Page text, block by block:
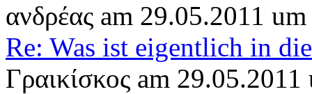
ανδρέας am 29.05.2011
Re: Was ist eigentlich in
Γραικίσκος am